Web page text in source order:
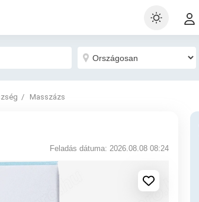
Masszázs
Feladás dátuma: 2026.08.08 08:24